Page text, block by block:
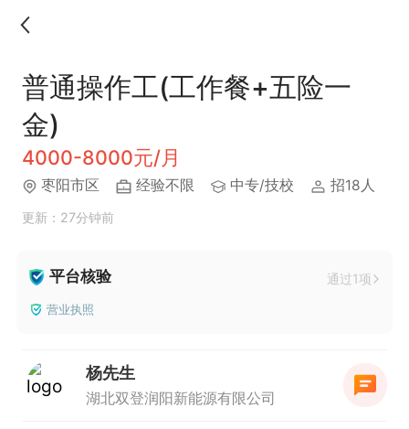
普通操作工(工作餐+五险一
金)
4000-8000元/月
枣阳市区 经验不限 中专/技校 招18人
更新：27分钟前
平台核验 通过1项
营业执照
杨先生
湖北双登润阳新能源有限公司